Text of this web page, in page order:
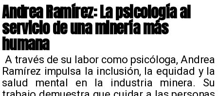
Andrea Ramírez: La psicología al
servicio de una minería más
humana
​ A través de su labor como psicóloga, Andrea
Ramírez impulsa la inclusión, la equidad y la
salud mental en la industria minera. Su